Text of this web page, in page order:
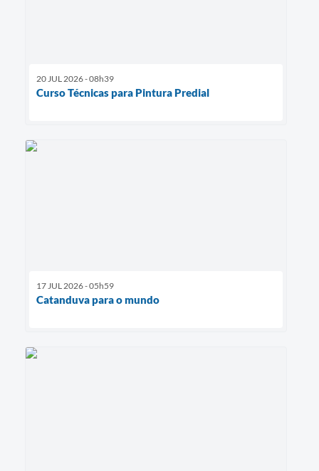
20 JUL 2026 - 08h39
Curso Técnicas para Pintura Predial
17 JUL 2026 - 05h59
Catanduva para o mundo